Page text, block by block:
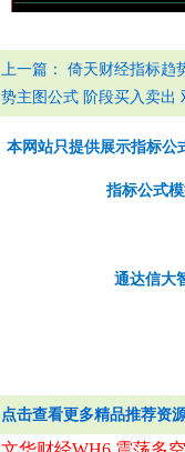
上一篇： 倚天财经指标趋
势主图公式 阶段买入卖出
本网站只提供展示指标公
指标公式
通达信大
点击查看更多精品推荐资